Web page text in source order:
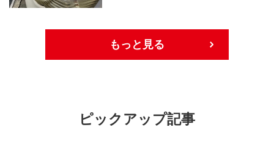
もっと見る
ピックアップ記事